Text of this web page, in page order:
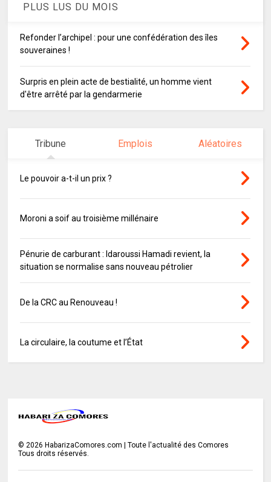
PLUS LUS DU MOIS
Refonder l’archipel : pour une confédération des îles
souveraines !
Surpris en plein acte de bestialité, un homme vient
d'être arrêté par la gendarmerie
Tribune Emplois Aléatoires
Le pouvoir a-t-il un prix ?
Moroni a soif au troisième millénaire
Pénurie de carburant : Idaroussi Hamadi revient, la
situation se normalise sans nouveau pétrolier
De la CRC au Renouveau !
La circulaire, la coutume et l’État
©2026 HabarizaComores.com | Toute l'actualité des Comores
Tous droits réservés.